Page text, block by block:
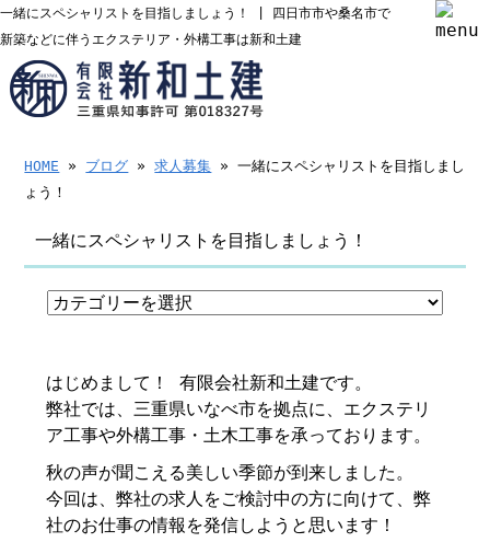
一緒にスペシャリストを目指しましょう！ | 四日市市や桑名市で
新築などに伴うエクステリア・外構工事は新和土建
HOME » ブログ »求人募集 » 一緒にスペシャリストを目指しまし
ょう！
一緒にスペシャリストを目指しましょう！
はじめまして！ 有限会社新和土建です。
弊社では、三重県いなべ市を拠点に、エクステリ
ア工事や外構工事・土木工事を承っております。
秋の声が聞こえる美しい季節が到来しました。
今回は、弊社の求人をご検討中の方に向けて、弊
社のお仕事の情報を発信しようと思います！